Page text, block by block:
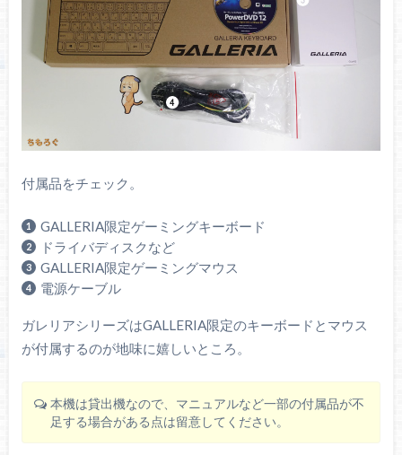
付属品をチェック。
GALLERIA限定ゲーミングキーボード
ドライバディスクなど
GALLERIA限定ゲーミングマウス
電源ケーブル
ガレリアシリーズはGALLERIA限定のキーボードとマウス
が付属するのが地味に嬉しいところ。
本機は貸出機なので、マニュアルなど一部の付属品が不
足する場合がある点は留意してください。